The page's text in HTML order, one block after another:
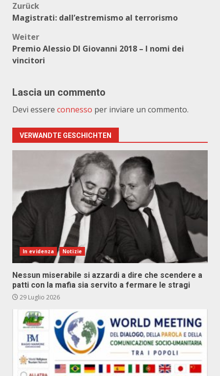
Beitragsnavigation
Zurück
Magistrati: dall’estremismo al terrorismo
Weiter
Premio Alessio DI Giovanni 2018 – I nomi dei
vincitori
Lascia un commento
Devi essere connesso per inviare un commento.
VERWANDTE GESCHICHTEN
In evidenza Notizie
Nessun miserabile si azzardi a dire che scendere a
patti con la mafia sia servito a fermare le stragi
29 Luglio 2026